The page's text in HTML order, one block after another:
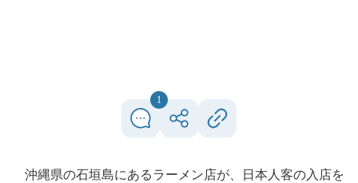
1
沖縄県の石垣島にあるラーメン店が、日本人客の入店を